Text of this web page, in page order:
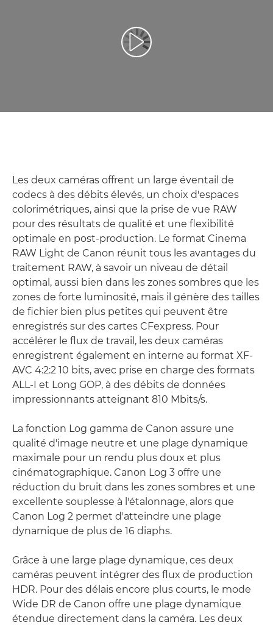
Lancer la vidéo
Les deux caméras offrent un large éventail de
codecs à des débits élevés, un choix d'espaces
colorimétriques, ainsi que la prise de vue RAW
pour des résultats de qualité et une flexibilité
optimale en post-production. Le format Cinema
RAW Light de Canon réunit tous les avantages du
traitement RAW, à savoir un niveau de détail
optimal, aussi bien dans les zones sombres que les
zones de forte luminosité, mais il génère des tailles
de fichier bien plus petites qui peuvent être
enregistrés sur des cartes CFexpress. Pour
accélérer le flux de travail, les deux caméras
enregistrent également en interne au format XF-
AVC 4:2:2 10 bits, avec prise en charge des formats
ALL-I et Long GOP, à des débits de données
impressionnants atteignant 810 Mbits/s.
La fonction Log gamma de Canon assure une
qualité d'image neutre et une plage dynamique
maximale pour un rendu plus doux et plus
cinématographique. Canon Log 3 offre une
réduction du bruit dans les zones sombres et une
excellente souplesse à l'étalonnage, alors que
Canon Log 2 permet d'atteindre une plage
dynamique de plus de 16 diaphs.
Grâce à une large plage dynamique, ces deux
caméras peuvent intégrer des flux de production
HDR. Pour des délais encore plus courts, le mode
Wide DR de Canon offre une plage dynamique
étendue directement dans la caméra. Les deux